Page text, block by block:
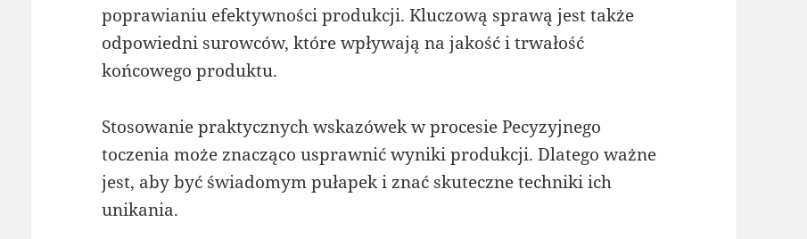
poprawianiu efektywności produkcji. Kluczową sprawą jest także
odpowiedni surowców, które wpływają na jakość i trwałość
końcowego produktu.
Stosowanie praktycznych wskazówek w procesie Pecyzyjnego
toczenia może znacząco usprawnić wyniki produkcji. Dlatego ważne
jest, aby być świadomym pułapek i znać skuteczne techniki ich
unikania.